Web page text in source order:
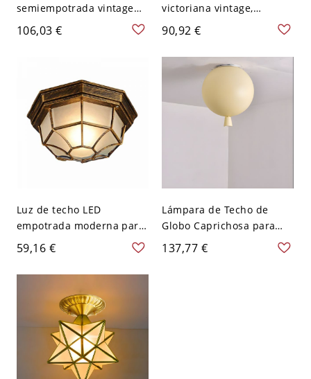
semiempotrada vintage
de latón, luminaria de
vidrio dorado con detalle
Cono
106,03 €
victoriana vintage,
lámpara LED de bronce
antiguo con pantalla de
vidrio esmerilado - 110 A
120 V 34,29 cm Blanco
90,92 €
Luz de techo LED
empotrada moderna para
exterior/interior, lámpara
impermeable
negra/bronce antiguo
Bronce 110 A 120 V 22,86
59,16 €
Lámpara de Techo de
Globo Caprichosa para
Habitación Infantil y
Guardería Iluminación de
137,77 €